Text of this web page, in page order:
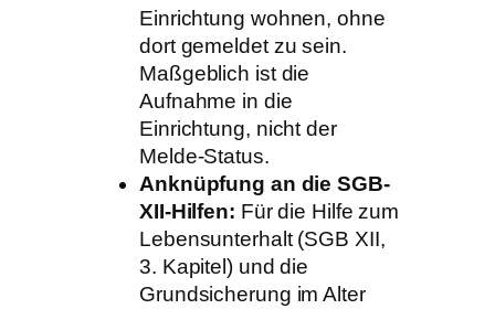
Einrichtung wohnen, ohne
dort gemeldet zu sein.
Maßgeblich ist die
Aufnahme in die
Einrichtung, nicht der
Melde-Status.
Anknüpfung an die SGB-
XII-Hilfen: Für die Hilfe zum
Lebensunterhalt (SGB XII,
3. Kapitel) und die
Grundsicherung im Alter